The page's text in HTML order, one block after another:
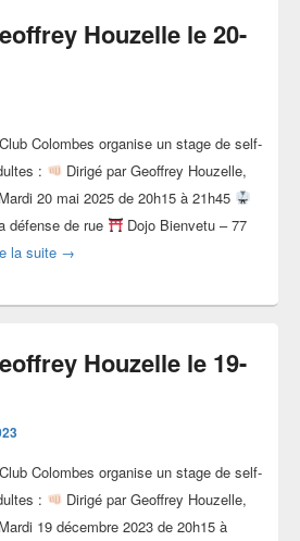
Houzelle le 20-
Colombes organise un stage de self-
:
Dirigé par Geoffrey Houzelle,
Mardi 20 mai 2025 de 20h15 à 21h45
défense de rue
Dojo Bienvetu – 77
la suite Stage avec Geoffrey Houzelle le 20-
→
Houzelle le 19-
Colombes organise un stage de self-
:
Dirigé par Geoffrey Houzelle,
Mardi 19 décembre 2023 de 20h15 à